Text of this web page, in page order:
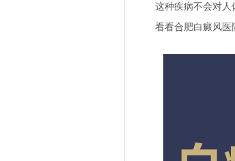
这种疾病不会对人
看看合肥白癜风医